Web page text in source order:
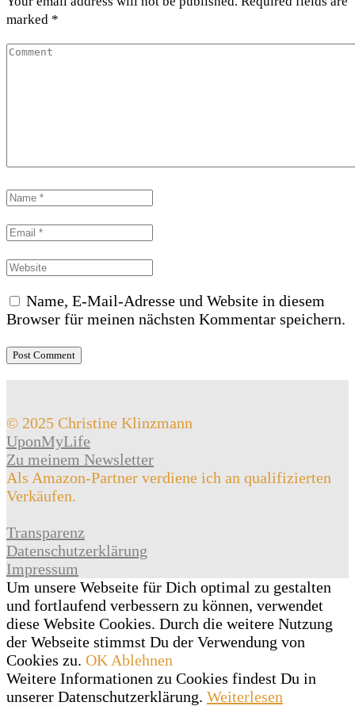
marked *
Name, E-Mail-Adresse und Website in diesem
Browser für meinen nächsten Kommentar speichern.
© 2025 Christine Klinzmann
UponMyLife
Zu meinem Newsletter
Als Amazon-Partner verdiene ich an qualifizierten
Verkäufen.
Transparenz
Datenschutzerklärung
Impressum
Um unsere Webseite für Dich optimal zu gestalten
und fortlaufend verbessern zu können, verwendet
diese Website Cookies. Durch die weitere Nutzung
der Webseite stimmst Du der Verwendung von
Cookies zu. OK Ablehnen
Weitere Informationen zu Cookies findest Du in
unserer Datenschutzerklärung. Weiterlesen